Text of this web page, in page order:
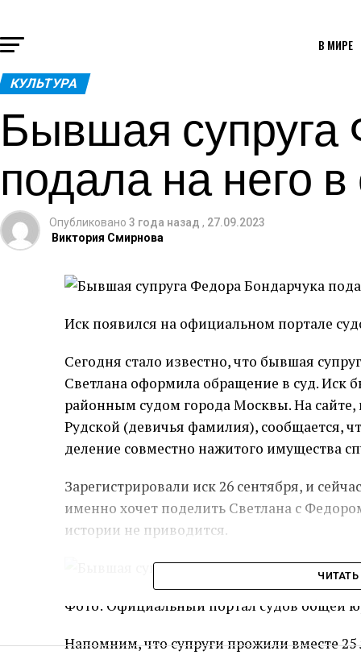
В МИРЕ
КУЛЬТУРА
Бывшая
подала на него в
Опубликовано 3 года назад , 27.09.2023
Виктория Смирнова
Иск появился на официальном портале
Сегодня стало известно, что бывшая
Светлана оформила обращение в суд. Иск
районным судом города Москвы. На
Рудской (девичья фамилия), сообщается,
деление совместно нажитого имущества
Зарегистрировали иск 26 сентября, и
именно хочет поделить Светлана с
истории не приводится.
Фото: Официальный портал судов общей
Напомним, что супруги прожили вместе